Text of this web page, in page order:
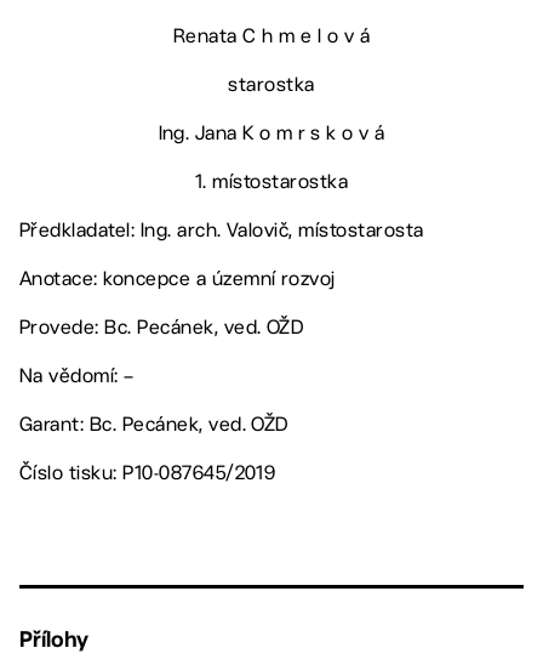
Renata C h m e l o v á
starostka
Ing. Jana K o m r s k o v á
1. místostarostka
Předkladatel: Ing. arch. Valovič, místostarosta
Anotace: koncepce a územní rozvoj
Provede: Bc. Pecánek, ved. OŽD
Na vědomí: –
Garant: Bc. Pecánek, ved. OŽD
Číslo tisku: P10-087645/2019
Přílohy